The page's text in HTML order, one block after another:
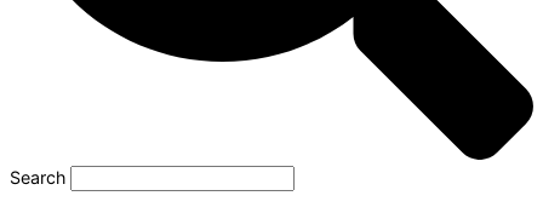
Search